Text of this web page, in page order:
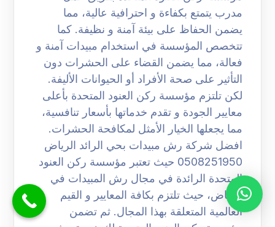
مدرب يتمتع بكفاءة و احترافية عالية، مما
يضمن الحفاظ على بيئة آمنة و نظيفة. كما
تتخصص المؤسسة في استخدام مبيدات آمنة و
فعالة، مما يضمن القضاء على الحشرات دون
التأثير على صحة الأفراد أو الحيوانات الأليفة.
لكن تلتزم مؤسسة ركن العنود المتحدة بأعلى
معايير الجودة و تقدم خدماتها بأسعار تنافسية،
مما يجعلها الخيار الأمثل لمكافحة الحشرات.
افضل شركة رش مبيدات بحي الرائد الرياض
0508251950 حيث تعتبر مؤسسة ركن العنود
المتحدة الرائدة في مجال رش المبيدات في
الرياض، حيث تلتزم بكافة المعايير و القيم
العالمية المتعلقة بهذا المجال. ثم تضمن